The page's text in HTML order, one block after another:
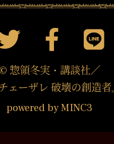
© 惣領冬実・講談社／
ェーザレ 破壊の創造
powered by MINC3